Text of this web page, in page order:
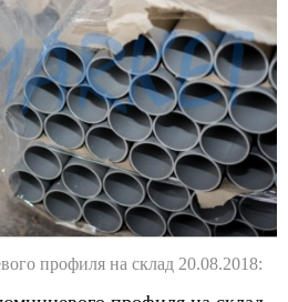
профиля на склад 20.08.2018: